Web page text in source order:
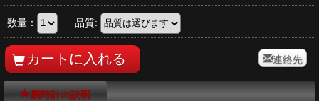
数量： 品質:
連絡先
腕時計の説明